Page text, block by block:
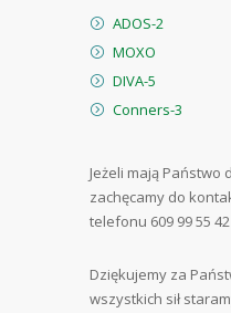
ADOS-2
MOXO
DIVA-5
Conners-3
Jeżeli mają
zachęcamy do
telefonu 609 99 55
Dziękujemy za
wszystkich sił